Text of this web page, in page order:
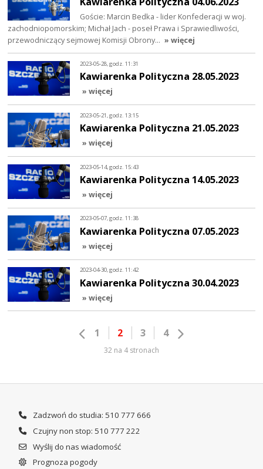
Goście: Marcin Bedka - lider Konfederacji w woj.
zachodniopomorskim; Michał Jach - poseł Prawa i Sprawiedliwości,
przewodniczący sejmowej Komisji Obrony… » więcej
2023-05-28, godz. 11:31
Kawiarenka Polityczna 28.05.2023
» więcej
2023-05-21, godz. 13:15
Kawiarenka Polityczna 21.05.2023
» więcej
2023-05-14, godz. 15:43
Kawiarenka Polityczna 14.05.2023
» więcej
2023-05-07, godz. 11:38
Kawiarenka Polityczna 07.05.2023
» więcej
2023-04-30, godz. 11:42
Kawiarenka Polityczna 30.04.2023
» więcej
1 2 3 4
32 na 4 stronach
Zadzwoń do studia: 510 777 666
Czujny non stop: 510 777 222
Wyślij do nas wiadomość
Prognoza pogody